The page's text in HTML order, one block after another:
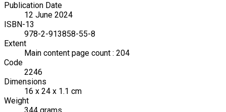
Publication Date
12 June 2024
ISBN-13
978-2-913858-55-8
Extent
Main content page count : 204
Code
2246
Dimensions
16 x 24 x 1.1 cm
Weight